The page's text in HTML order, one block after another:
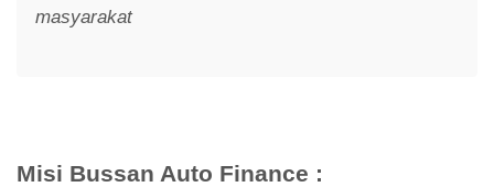
masyarakat
Misi Bussan Auto Finance :